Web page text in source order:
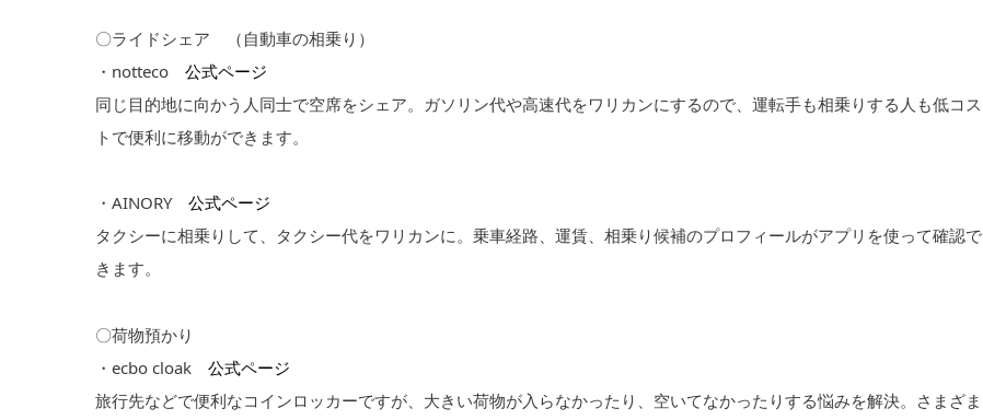
〇ライドシェア （自動車の相乗り）
・notteco 公式ページ
同じ目的地に向かう人同士で空席をシェア。ガソリン代や高速代をワリカンにするので、運転手も相乗りする人も低コス
トで便利に移動ができます。
・AINORY 公式ページ
タクシーに相乗りして、タクシー代をワリカンに。乗車経路、運賃、相乗り候補のプロフィールがアプリを使って確認で
きます。
〇荷物預かり
・ecbo cloak 公式ページ
旅行先などで便利なコインロッカーですが、大きい荷物が入らなかったり、空いてなかったりする悩みを解決。さまざま